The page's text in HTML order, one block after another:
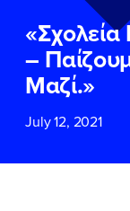
–
Μαζί.»
July 12, 2021